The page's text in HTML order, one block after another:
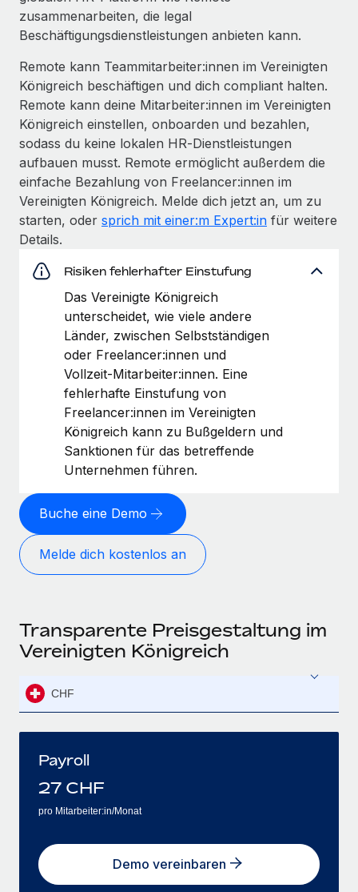
zusammenarbeiten, die legal
Beschäfti­gungs­dienst­leis­tungen anbieten kann.
Remote kann Teammitarbeiter:innen im Vereinigten
Königreich beschäftigen und dich compliant halten.
Remote kann deine Mitarbeiter:innen im Vereinigten
Königreich einstellen, onboarden und bezahlen,
sodass du keine lokalen HR‑Dienstleistungen
aufbauen musst. Remote ermöglicht außerdem die
einfache Bezahlung von Freelancer:innen im
Vereinigten Königreich. Melde dich jetzt an, um zu
starten, oder sprich mit einer:m Expert:in für weitere
Details.
Risiken fehlerhafter Einstufung
Das Vereinigte Königreich
unterscheidet, wie viele andere
Länder, zwischen Selbstständigen
oder Freelancer:innen und
Vollzeit‑Mitarbeiter:innen. Eine
fehlerhafte Einstufung von
Freelancer:innen im Vereinigten
Königreich kann zu Bußgeldern und
Sanktionen für das betreffende
Unternehmen führen.
Buche eine Demo
Melde dich kostenlos an
Transparente Preisgestaltung im
Vereinigten Königreich
CHF
Payroll
27 CHF
pro Mitarbeiter:in/Monat
Demo vereinbaren